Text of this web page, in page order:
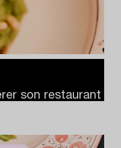
son restaurant